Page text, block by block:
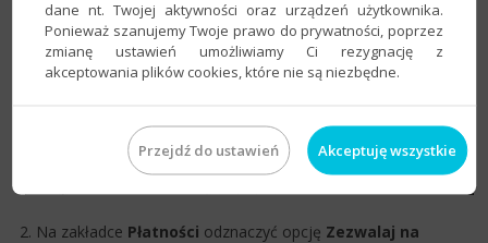
2. Na zakładce Płatności odznaczyć opcję Zezwalaj na
dane nt. Twojej aktywności oraz urządzeń użytkownika.
Ponieważ szanujemy Twoje prawo do prywatności, poprzez
zmianę ustawień umożliwiamy Ci rezygnację z
akceptowania plików cookies, które nie są niezbędne.
Przejdź do ustawień Akceptuję wszystkie